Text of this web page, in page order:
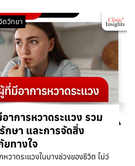
ตวิทยา
าการหวาดระแวง รวม
กษา และการจัดสิ่ง
ทางใจ
วาดระแวงในบางช่วงของชีวิต ไม่ว่